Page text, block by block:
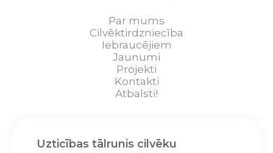
Par mums
Cilvēktirdzniecība
Iebraucējiem
Jaunumi
Projekti
Kontakti
Atbalsti!
Uzticības tālrunis cilvēku